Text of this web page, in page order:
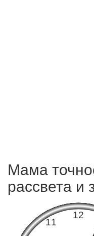
Мама
рассвета и